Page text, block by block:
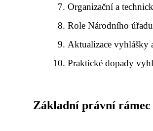
Organizační a
Role Národního
Aktualizace vyhlášky
Praktické dopady
Základní právní rámec